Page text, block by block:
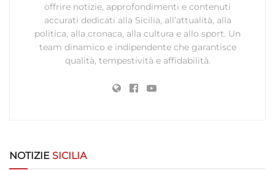
offrire notizie, approfondimenti e contenuti
accurati dedicati alla Sicilia, all’attualità, alla
politica, alla cronaca, alla cultura e allo sport. Un
team dinamico e indipendente che garantisce
qualità, tempestività e affidabilità.
NOTIZIE SICILIA